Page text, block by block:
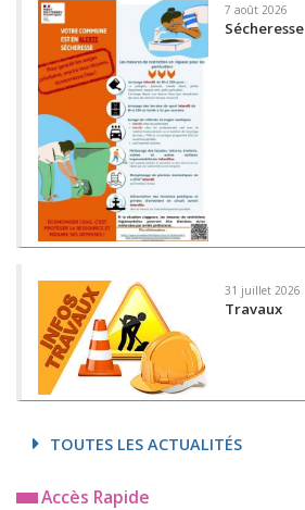
7 août 2026
Sécheresse
31 juillet 2026
Travaux
TOUTES LES ACTUALITÉS
Accès Rapide